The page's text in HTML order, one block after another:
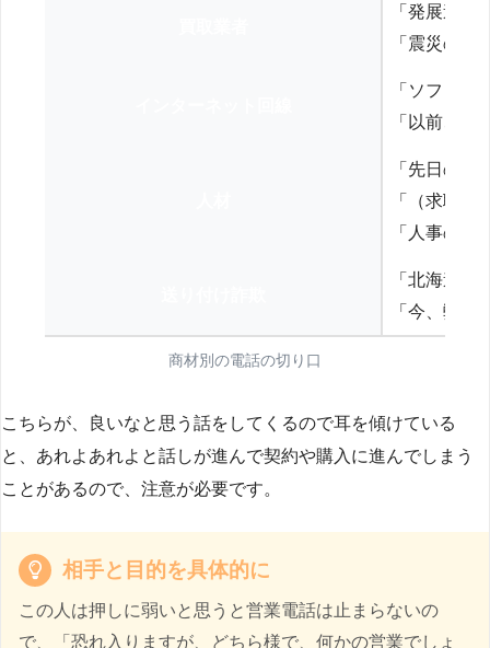
「発展途
「震災の
「ソフト
「以前、
「先日の
「（求職
「人事の方
「北海道
「今、弊
商材別の電話の切り口
こちらが、良いなと思う話をしてくるので耳を傾けている
と、あれよあれよと話しが進んで契約や購入に進んでしまう
ことがあるので、注意が必要です。
相手と目的を具体的に
この人は押しに弱いと思うと営業電話は止まらないの
で、「恐れ入りますが、どちら様で、何かの営業でしょ